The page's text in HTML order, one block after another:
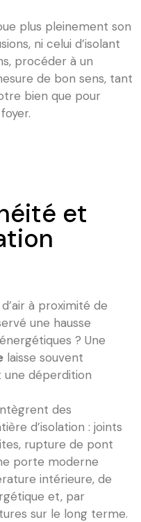
plus pleinement son
ni celui d’isolant
procéder à un
de bon sens, tant
bien que pour
et
à proximité de
une hausse
? Une
laisse souvent
une déperdition
des
d’isolation : joints
rupture de pont
porte moderne
intérieure, de
et, par
sur le long terme.